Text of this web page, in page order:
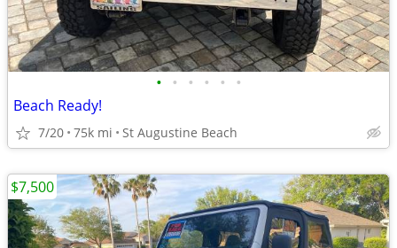
• • • • • •
Beach Ready!
7/20 75k mi St Augustine Beach
$7,500